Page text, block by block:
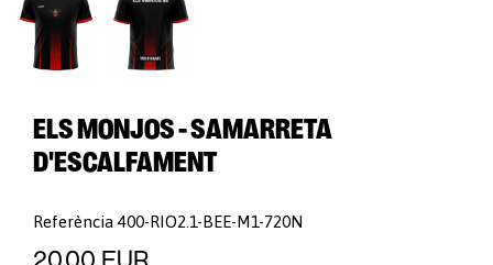
ELS MONJOS - SAMARRETA
D'ESCALFAMENT
Referència 400-RIO2.1-BEE-M1-720N